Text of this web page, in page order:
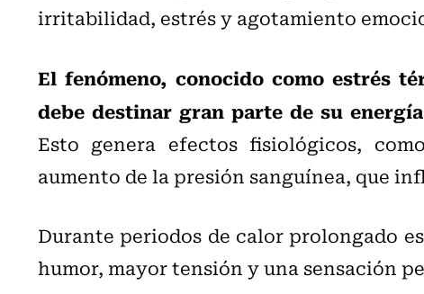
irritabilidad, estrés y agotamiento
El fenómeno, conocido como estrés
debe destinar gran parte de su
Esto genera efectos fisiológicos,
aumento de la presión sanguínea, que
Durante periodos de calor prolongado
humor, mayor tensión y una sensación